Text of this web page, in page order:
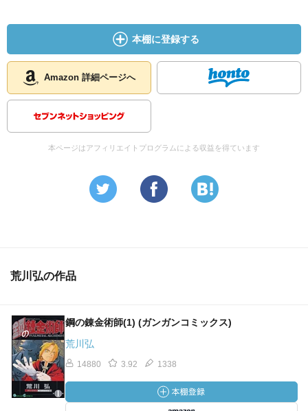
本棚に登録する
Amazon 詳細ページへ
本ページはアフィリエイトプログラムによる収益を得ています
荒川弘の作品
鋼の錬金術師(1) (ガンガンコミックス)
荒川弘
14880 3.92 1338